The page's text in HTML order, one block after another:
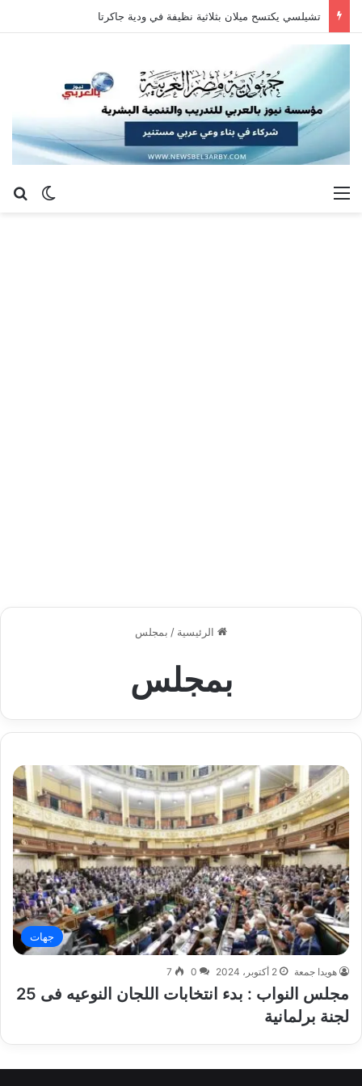
تشيلسي يكتسح ميلان بثلاثية نظيفة في ودية جاكرتا
الوضع القائمة
الرئيسية / بمجلس
بمجلس
جهات
هويدا جمعة 2 أكتوبر، 2024 0
7
مجلس النواب : بدء انتخابات اللجان النوعيه فى 25
لجنة برلمانية